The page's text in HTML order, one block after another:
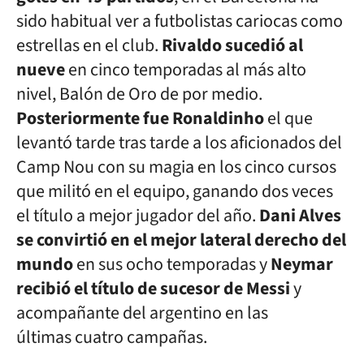
sido habitual ver a futbolistas cariocas como
estrellas en el club.Rivaldo sucedió al
nueveen cinco temporadas al más alto
nivel, Balón de Oro de por medio.
Posteriormente fue Ronaldinhoel que
levantó tarde tras tarde a los aficionados del
Camp Nou con su magia en los cinco cursos
que militó en el equipo, ganando dos veces
el título a mejor jugador del año.Dani Alves
se convirtió en el mejor lateral derecho del
mundoen sus ocho temporadas yNeymar
recibió el título de sucesor de Messiy
acompañante del argentino en las
últimas cuatro campañas.